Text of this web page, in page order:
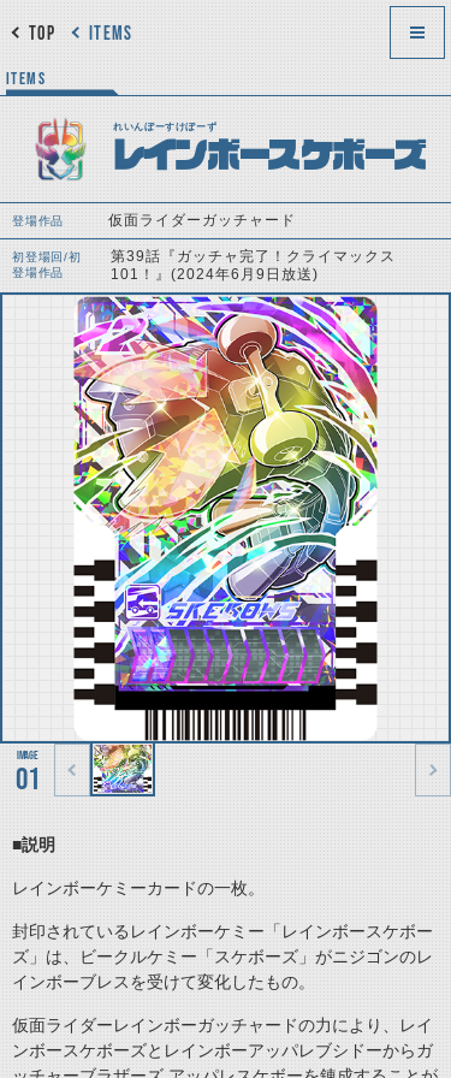
ITEMS
TOP
ITEMS
れいんぼーすけぼーず
レインボースケボーズ
登場作品 仮面ライダーガッチャード
初登場回/初
登場作品
第39話『ガッチャ完了！クライマックス
101！』(2024年6月9日放送)
01
■説明
レインボーケミーカードの一枚。
封印されているレインボーケミー「レインボースケボー
ズ」は、ビークルケミー「スケボーズ」がニジゴンのレ
インボーブレスを受けて変化したもの。
仮面ライダーレインボーガッチャードの力により、レイ
ンボースケボーズとレインボーアッパレブシドーからガ